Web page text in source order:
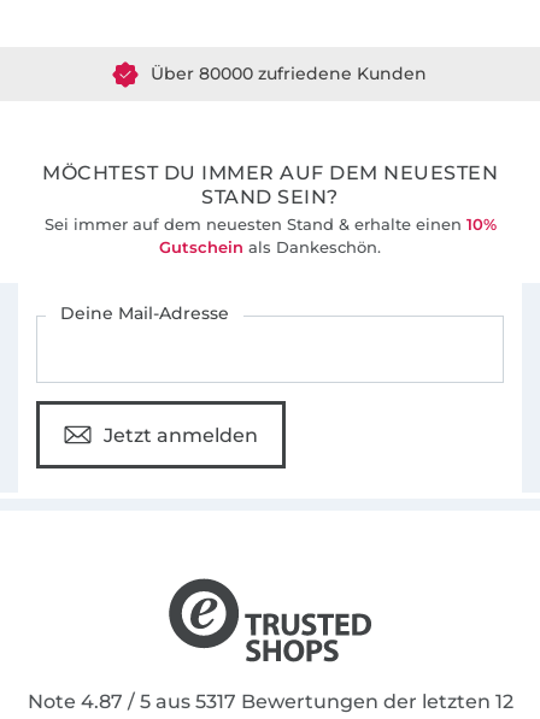
MÖCHTEST DU IMMER AUF DEM NEUESTEN
STAND SEIN?
Sei immer auf dem neuesten Stand & erhalte einen 10%
Gutschein als Dankeschön.
Deine Mail-Adresse
Jetzt anmelden
Note 4.87 / 5 aus 5317 Bewertungen der letzten 12